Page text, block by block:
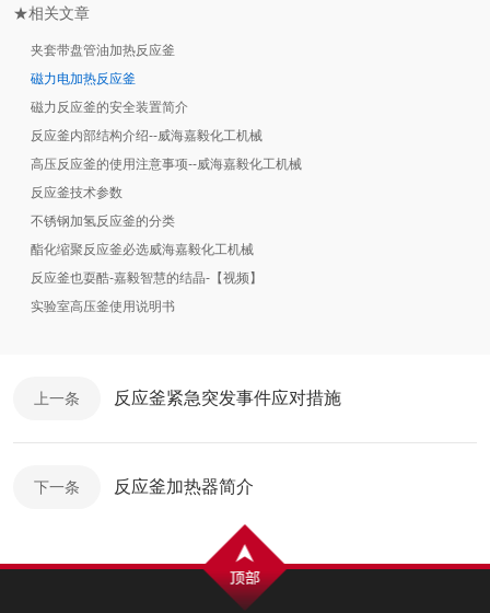
★相关文章
夹套带盘管油加热反应釜
磁力电加热反应釜
磁力反应釜的安全装置简介
反应釜内部结构介绍--威海嘉毅化工机械
高压反应釜的使用注意事项--威海嘉毅化工机械
反应釜技术参数
不锈钢加氢反应釜的分类
酯化缩聚反应釜必选威海嘉毅化工机械
反应釜也耍酷-嘉毅智慧的结晶-【视频】
实验室高压釜使用说明书
上一条 反应釜紧急突发事件应对措施
下一条 反应釜加热器简介